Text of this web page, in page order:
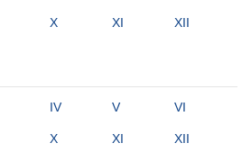
X XI XII
IV V VI
X XI XII